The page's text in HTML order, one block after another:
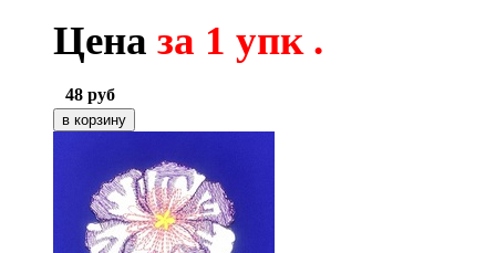
Цена за 1 упк .
48 руб